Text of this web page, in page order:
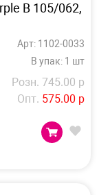
В 105/062,
Арт: 1102-0033
В упак: 1 шт
Розн. 745.00 р
Опт. 575.00 р